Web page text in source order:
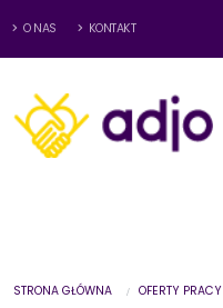
O NAS KONTAKT
STRONA GŁÓWNA
OFERTY PRACY